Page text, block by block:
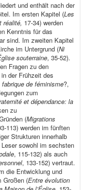
und enthält nach der
Im ersten Kapitel (Les
réalité, 17-34) werden
Kenntnis für das
sind. Im zweiten Kapitel
im Untergrund (Ni
souterraine, 35-52).
Fragen zu den
der Frühzeit des
de féminisme?,
zum
et dépendance: la
zu
(Migrations
113) werden im fünften
Strukturen innerhalb
sowohl im sechsten
, 115-132) als auch
, 133-152) vertraut.
die Entwicklung und
Großen (Entre évolution